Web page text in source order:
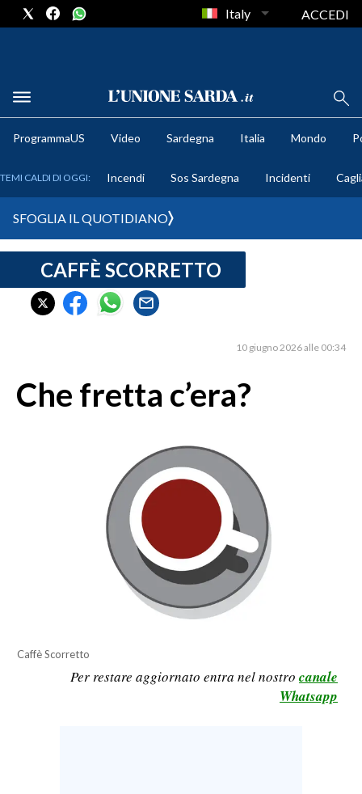
METEO
CRONACA SARDEGNA
CAGLIARI
ORISTANO E PROVINCIA
ECONOMIA
Italy ACCEDI
ProgrammaUS Video Sardegna Italia Mondo
TEMI CALDI DI OGGI: Incendi Sos Sardegna Incidenti
SFOGLIA IL QUOTIDIANO
CAFFÈ SCORRETTO
10 giugno 2026 alle 00:34
Che fretta c’era?
Caffè Scorretto
Per restare aggiornato entra nel nostro canale
Whatsapp